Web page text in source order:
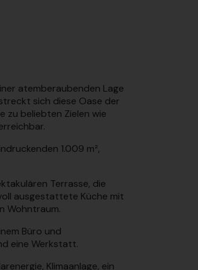
atemberaubenden Lage
sich diese Oase der
zu beliebten Zielen wie
1.009 m²,
Terrasse, die
ausgestattete Küche mit
Wohntraum.
Büro und
eine Werkstatt.
Klimaanlage, ein